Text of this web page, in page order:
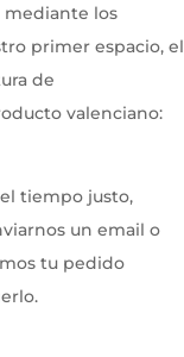
los
primer espacio, el
de
valenciano:
tiempo justo,
un email o
tu pedido